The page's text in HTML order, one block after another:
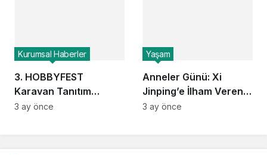
3. HOBBYFEST
Karavan Tanıtım
Günleri İstanbul’da
Kurumsal Haberler
3 ay önce
Anneler Günü: Xi
Jinping’e İlham Veren
Kahraman Anneler
Yaşam
3 ay önce